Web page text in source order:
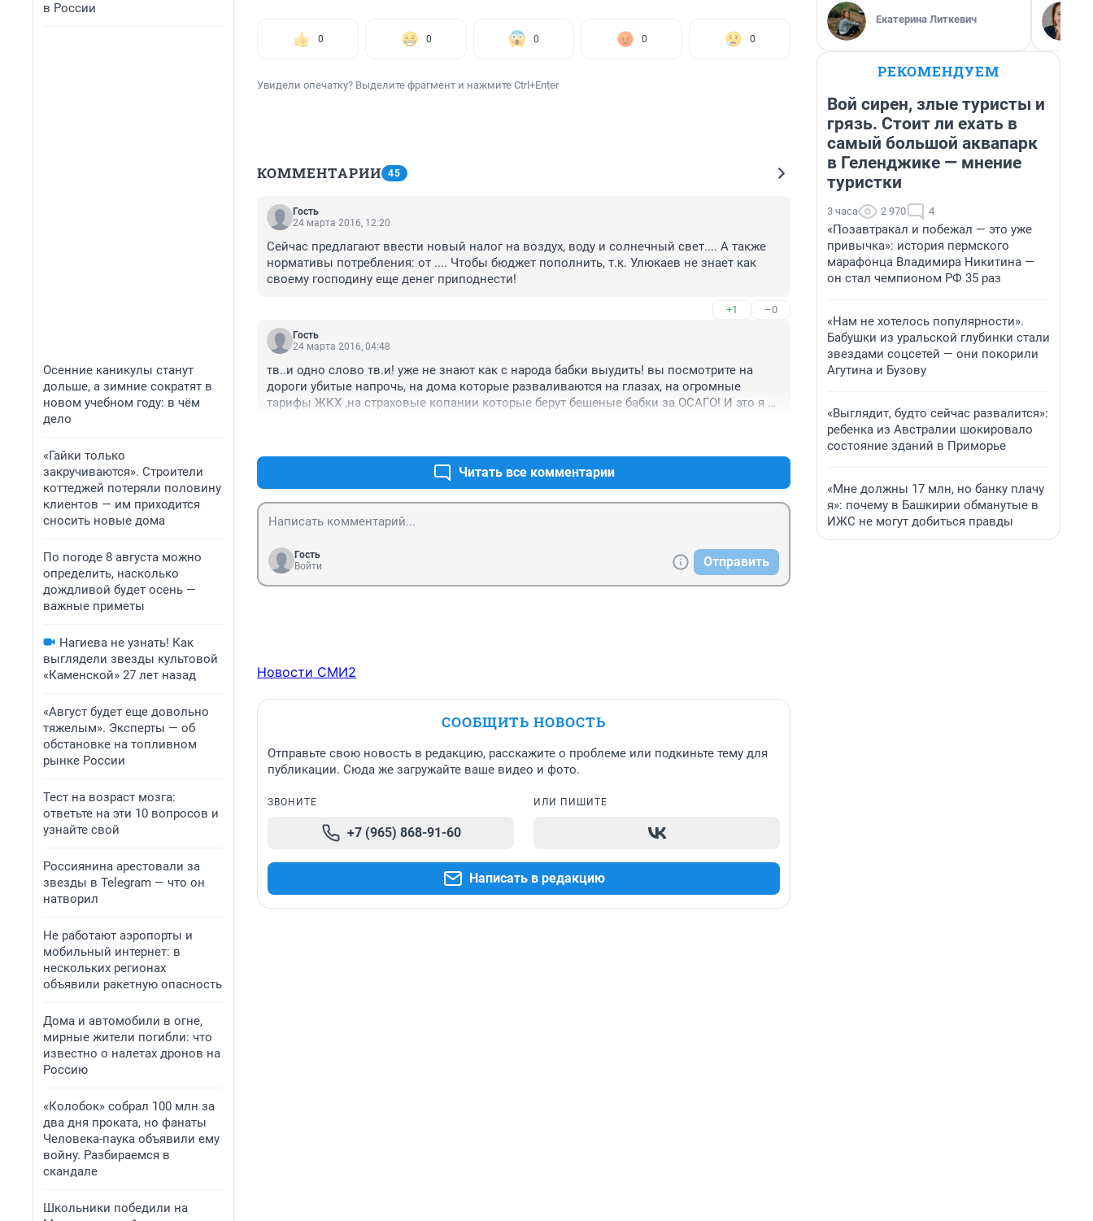
в России
Осенние каникулы станут
дольше, а зимние сократят в
новом учебном году: в чём
дело
«Гайки только
закручиваются». Строители
коттеджей потеряли половину
клиентов — им приходится
сносить новые дома
По погоде 8 августа можно
определить, насколько
дождливой будет осень —
важные приметы
Нагиева не узнать! Как
выглядели звезды культовой
«Каменской» 27 лет назад
«Август будет еще довольно
тяжелым». Эксперты — об
обстановке на топливном
рынке России
Тест на возраст мозга:
ответьте на эти 10 вопросов и
узнайте свой
Россиянина арестовали за
звезды в Telegram — что он
натворил
Не работают аэропорты и
мобильный интернет: в
нескольких регионах
объявили ракетную опасность
Дома и автомобили в огне,
мирные жители погибли: что
известно о налетах дронов на
Россию
«Колобок» собрал 100 млн за
два дня проката, но фанаты
Человека-паука объявили ему
войну. Разбираемся в
скандале
Школьники победили на
0 0 0 0 0
Увидели опечатку? Выделите фрагмент и нажмите Ctrl+Enter
КОММЕНТАРИИ 45
Гость
24 марта 2016, 12:20
Сейчас предлагают ввести новый налог на воздух, воду и солнечный свет.... А также
нормативы потребления: от .... Чтобы бюджет пополнить, т.к. Улюкаев не знает как
своему господину еще денег приподнести!
+1 –0
Гость
24 марта 2016, 04:48
тв..и одно слово тв.и! уже не знают как с народа бабки выудить! вы посмотрите на
дороги убитые напрочь, на дома которые разваливаются на глазах, на огромные
тарифы ЖКХ ,на страховые копании которые берут бешеные бабки за ОСАГО! И это я
кроме своих чинуш проворовавшихся , толстож.пых депутатов и прочих казнокрадов!
Может пора уже прекратить обирать народ и немного давануть на тех у кого реально в
карманах оседает немало бабла! которое они воруют из бюджета! А восстанавливают
все за счет простых людей! Знаете родину я люблю а государство ненавижу!
Читать все комментарии
Гость
Войти
Отправить
Новости СМИ2
СООБЩИТЬ НОВОСТЬ
Отправьте свою новость в редакцию, расскажите о проблеме или подкиньте тему для
публикации. Сюда же загружайте ваше видео и фото.
ЗВОНИТЕ
+7 (965) 868-91-60
ИЛИ ПИШИТЕ
Написать в редакцию
Екатерина Литкевич
РЕКОМЕНДУЕМ
Вой сирен, злые туристы и
грязь. Стоит ли ехать в
самый большой аквапарк
в Геленджике — мнение
туристки
3 часа 2 970 4
«Позавтракал и побежал — это уже
привычка»: история пермского
марафонца Владимира Никитина —
он стал чемпионом РФ 35 раз
«Нам не хотелось популярности».
Бабушки из уральской глубинки стали
звездами соцсетей — они покорили
Агутина и Бузову
«Выглядит, будто сейчас развалится»:
ребенка из Австралии шокировало
состояние зданий в Приморье
«Мне должны 17 млн, но банку плачу
я»: почему в Башкирии обманутые в
ИЖС не могут добиться правды